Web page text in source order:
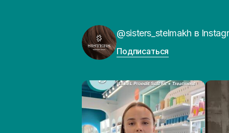
@sisters_stelmakh в
Подписаться